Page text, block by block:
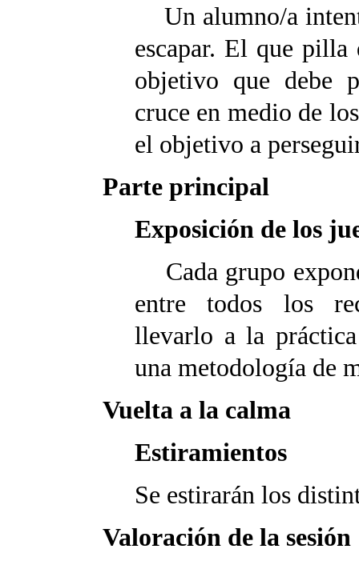
Un alumno/a
escapar. El que pilla
objetivo que debe
cruce en medio de
el objetivo a
Parte principal
Exposición de los
Cada grupo
entre todos los
llevarlo a la
una metodología de
Vuelta a la calma
Estiramientos
Se estirarán los
Valoración de la sesión